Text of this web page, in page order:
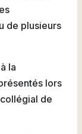
de plusieurs
la
lors
de